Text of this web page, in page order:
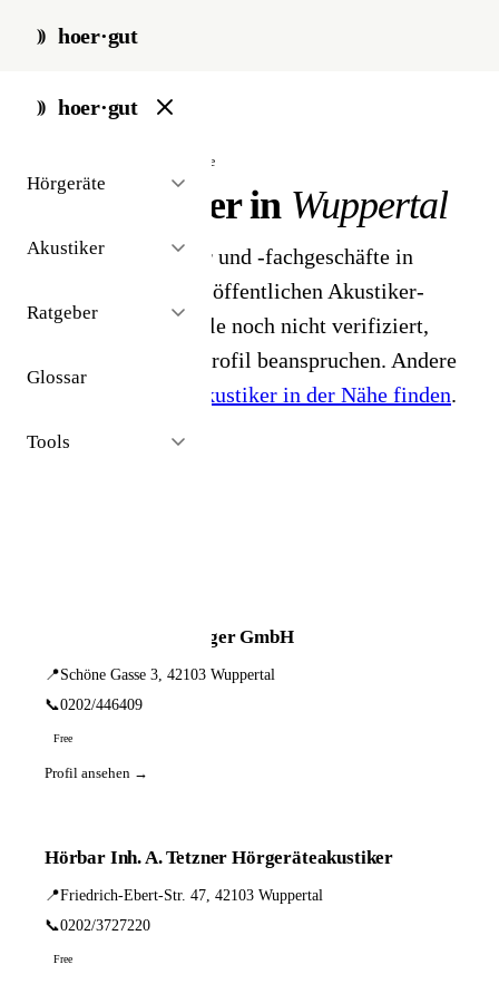
hoer·gut
hoer·gut
Hörgeräte
Akustiker
Ratgeber
Glossar
Tools
start / akustiker / wuppertal
// stadt · wuppertal · 9 ergebnisse
Hörakustiker in Wuppertal
9 Hörgeräteakustiker und -fachgeschäfte in
Wuppertal. Aus dem öffentlichen Akustiker-
Bestand 2026 - Profile noch nicht verifiziert,
Inhaber können ihr Profil beanspruchen. Andere
Hörakustiker in der Nähe finden.
Optik-Hörgeräte-Sager GmbH
📍Schöne Gasse 3, 42103 Wuppertal
📞0202/446409
Free
Profil ansehen →
Hörbar Inh. A. Tetzner Hörgeräteakustiker
📍Friedrich-Ebert-Str. 47, 42103 Wuppertal
📞0202/3727220
Free